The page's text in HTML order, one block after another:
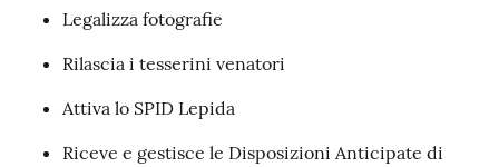
Legalizza fotografie
Rilascia i tesserini venatori
Attiva lo SPID Lepida
Riceve e gestisce le Disposizioni Anticipate di